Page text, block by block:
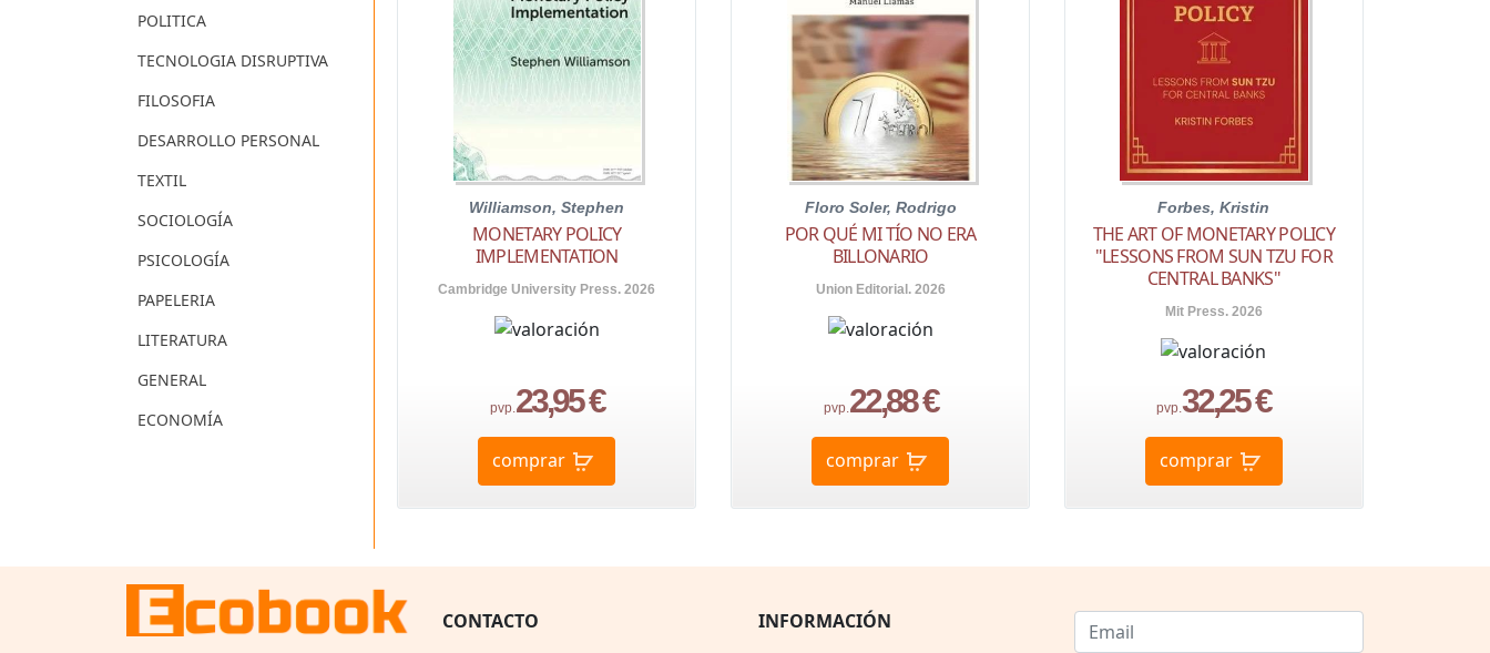
POLITICA
TECNOLOGIA DISRUPTIVA
FILOSOFIA
DESARROLLO PERSONAL
TEXTIL
SOCIOLOGÍA
PSICOLOGÍA
PAPELERIA
LITERATURA
GENERAL
ECONOMÍA
Williamson, Stephen
MONETARY POLICY
IMPLEMENTATION
Cambridge University Press. 2026
pvp.23,95 €
comprar
Floro Soler, Rodrigo
POR QUÉ MI TÍO NO ERA
BILLONARIO
Union Editorial. 2026
pvp.22,88 €
comprar
Forbes, Kristin
THE ART OF MONETARY POLICY
"LESSONS FROM SUN TZU FOR
CENTRAL BANKS"
Mit Press. 2026
pvp.32,25 €
comprar
CONTACTO INFORMACIÓN